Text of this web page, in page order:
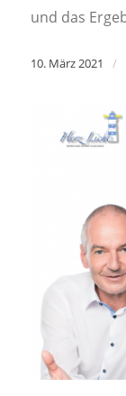
und das
10. März 2021 /